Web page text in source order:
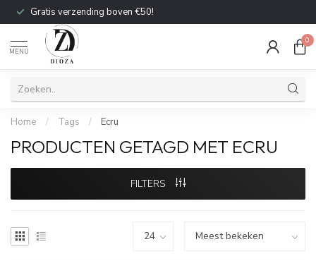
Gratis verzending boven €50!
MENU
0
Home / Tags / Ecru
PRODUCTEN GETAGD MET ECRU
FILTERS